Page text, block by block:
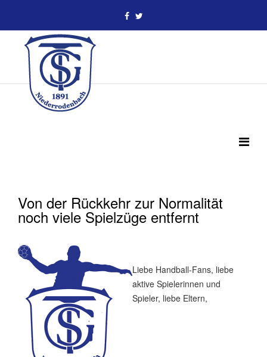
Von der Rückkehr zur Normalität
noch viele Spielzüge entfernt
Liebe Handball-Fans, liebe
aktive Spielerinnen und
Spieler, liebe Eltern,